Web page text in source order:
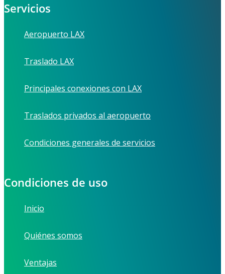
Servicios
Aeropuerto LAX
Traslado LAX
Principales conexiones con LAX
Traslados privados al aeropuerto
Condiciones generales de servicios
Condiciones de uso
Inicio
Quiénes somos
Ventajas